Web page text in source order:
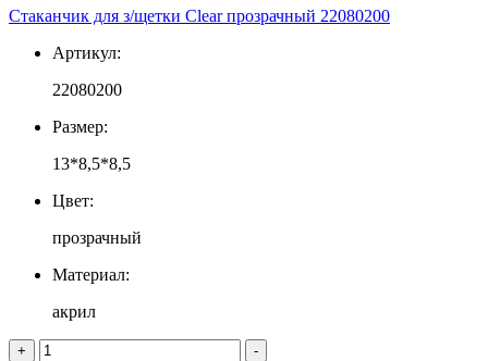
Стаканчик для з/щетки Clear прозрачный 22080200
Артикул:
22080200
Размер:
13*8,5*8,5
Цвет:
прозрачный
Материал:
акрил
+ -